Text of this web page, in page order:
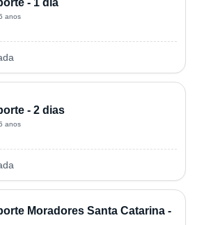
anos
- 2 dias
anos
Moradores Santa Catarina -